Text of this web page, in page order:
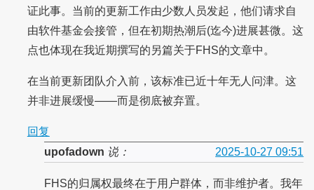
证此事。当前的更新工作由少数人员发起，他们请求自
由软件基金会接管，但在初期热潮后(迄今)进展甚微。这
点也体现在我近期撰写的另篇关于FHS的文章中。
在当前更新团队介入前，该标准已近十年无人问津。这
并非进展缓慢——而是彻底被弃置。
回复
upofadown 说： 2025-10-27 09:51
FHS的归属权最终在于用户群体，而非维护者。我年